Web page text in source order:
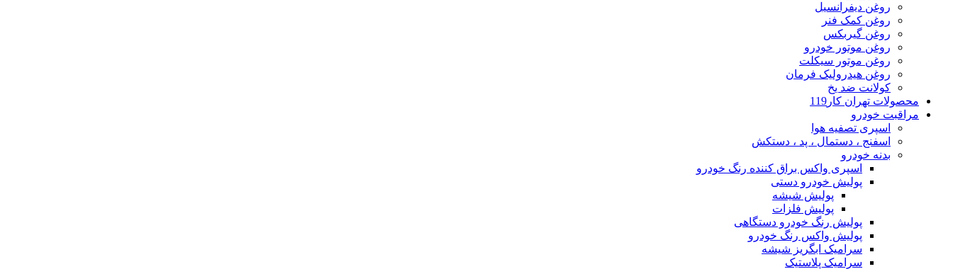
روغن دیفرانسیل
روغن کمک فنر
روغن گیربکس
روغن موتور خودرو
روغن موتور سیکلت
روغن هیدرولیک فرمان
کولانت ضد یخ
محصولات تهران کار119
مراقبت خودرو
اسپری تصفیه هوا
اسفنج ، دستمال ، پد ، دستکش
بدنه خودرو
اسپری واکس براق کننده رنگ خودرو
پولیش خودرو دستی
پولیش شیشه
پولیش فلزات
پولیش رنگ خودرو دستگاهی
پولیش واکس رنگ خودرو
سرامیک ابگریز شیشه
سرامیک پلاستیک